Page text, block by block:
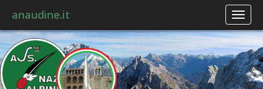
anaudine.it